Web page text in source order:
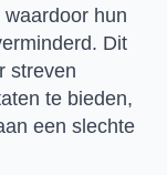
hun
Dit
streven
te bieden,
een slechte